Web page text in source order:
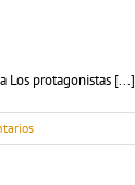
Los protagonistas [...]